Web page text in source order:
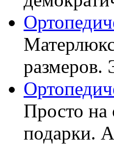
размеров.
Просто на
подарки.